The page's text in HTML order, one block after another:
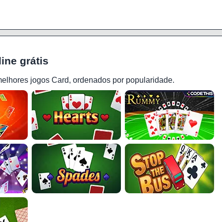
grátis
jogos Card, ordenados por popularidade.